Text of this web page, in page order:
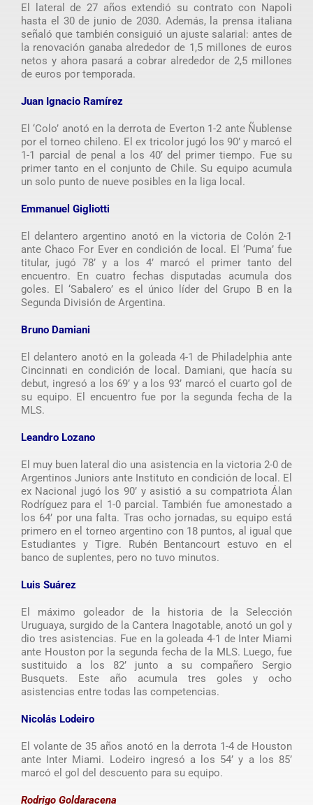
El lateral de 27 años extendió su contrato con Napoli
hasta el 30 de junio de 2030. Además, la prensa italiana
señaló que también consiguió un ajuste salarial: antes de
la renovación ganaba alrededor de 1,5 millones de euros
netos y ahora pasará a cobrar alrededor de 2,5 millones
de euros por temporada.
Juan Ignacio Ramírez
El ‘Colo’ anotó en la derrota de Everton 1-2 ante Ñublense
por el torneo chileno. El ex tricolor jugó los 90’ y marcó el
1-1 parcial de penal a los 40’ del primer tiempo. Fue su
primer tanto en el conjunto de Chile. Su equipo acumula
un solo punto de nueve posibles en la liga local.
Emmanuel Gigliotti
El delantero argentino anotó en la victoria de Colón 2-1
ante Chaco For Ever en condición de local. El ‘Puma’ fue
titular, jugó 78’ y a los 4’ marcó el primer tanto del
encuentro. En cuatro fechas disputadas acumula dos
goles. El ‘Sabalero’ es el único líder del Grupo B en la
Segunda División de Argentina.
Bruno Damiani
El delantero anotó en la goleada 4-1 de Philadelphia ante
Cincinnati en condición de local. Damiani, que hacía su
debut, ingresó a los 69’ y a los 93’ marcó el cuarto gol de
su equipo. El encuentro fue por la segunda fecha de la
MLS.
Leandro Lozano
El muy buen lateral dio una asistencia en la victoria 2-0 de
Argentinos Juniors ante Instituto en condición de local. El
ex Nacional jugó los 90’ y asistió a su compatriota Álan
Rodríguez para el 1-0 parcial. También fue amonestado a
los 64’ por una falta. Tras ocho jornadas, su equipo está
primero en el torneo argentino con 18 puntos, al igual que
Estudiantes y Tigre. Rubén Bentancourt estuvo en el
banco de suplentes, pero no tuvo minutos.
Luis Suárez
El máximo goleador de la historia de la Selección
Uruguaya, surgido de la Cantera Inagotable, anotó un gol y
dio tres asistencias. Fue en la goleada 4-1 de Inter Miami
ante Houston por la segunda fecha de la MLS. Luego, fue
sustituido a los 82’ junto a su compañero Sergio
Busquets. Este año acumula tres goles y ocho
asistencias entre todas las competencias.
Nicolás Lodeiro
El volante de 35 años anotó en la derrota 1-4 de Houston
ante Inter Miami. Lodeiro ingresó a los 54’ y a los 85’
marcó el gol del descuento para su equipo.
Rodrigo Goldaracena